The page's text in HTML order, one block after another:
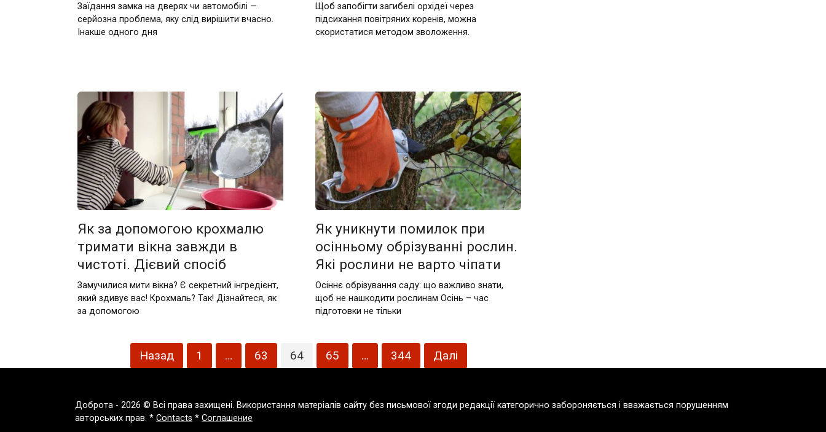
Заїдання замка на дверях чи автомобілі —
серйозна проблема, яку слід вирішити вчасно.
Інакше одного дня
Щоб запобігти загибелі орхідеї через
підсихання повітряних коренів, можна
скористатися методом зволоження.
Як за допомогою крохмалю
тримати вікна завжди в
чистоті. Дієвий спосіб
Замучилися мити вікна? Є секретний інгредієнт,
який здивує вас! Крохмаль? Так! Дізнайтеся, як
за допомогою
Як уникнути помилок при
осінньому обрізуванні рослин.
Які рослини не варто чіпати
Осіннє обрізування саду: що важливо знати,
щоб не нашкодити рослинам Осінь – час
підготовки не тільки
Назад 1 … 63 64 65 … 344 Далі
Доброта - 2026 © Всі права захищені. Використання матеріалів сайту без письмової згоди редакції категорично забороняється і вважається порушенням
авторських прав. * Contacts * Соглашение